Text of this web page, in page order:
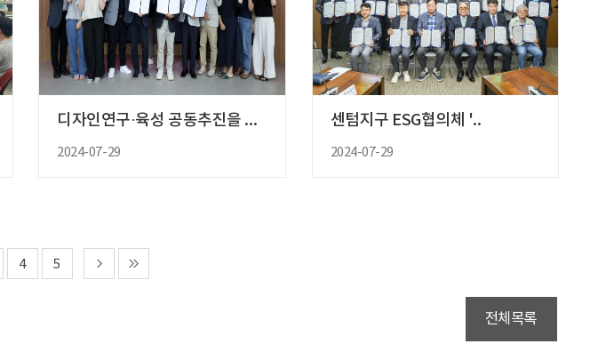
디자인연구·육성 공동추진을 위한 ..
2024-07-29
센텀지구 ESG협의체 '..
2024-07-29
4 5
전체목록